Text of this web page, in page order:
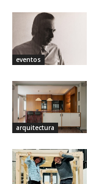
eventos
arquitectura